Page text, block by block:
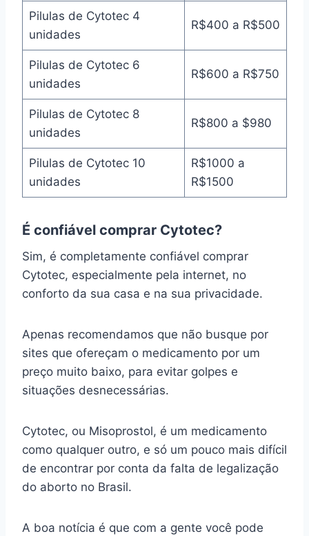
Pilulas de Cytotec 4
unidades
R$400 a R$500
Pilulas de Cytotec 6
unidades
R$600 a R$750
Pilulas de Cytotec 8
unidades
R$800 a $980
Pilulas de Cytotec 10
unidades
R$1000 a
R$1500
É confiável comprar Cytotec?
Sim, é completamente confiável comprar
Cytotec, especialmente pela internet, no
conforto da sua casa e na sua privacidade.
Apenas recomendamos que não busque por
sites que ofereçam o medicamento por um
preço muito baixo, para evitar golpes e
situações desnecessárias.
Cytotec, ou Misoprostol, é um medicamento
como qualquer outro, e só um pouco mais difícil
de encontrar por conta da falta de legalização
do aborto no Brasil.
A boa notícia é que com a gente você pode